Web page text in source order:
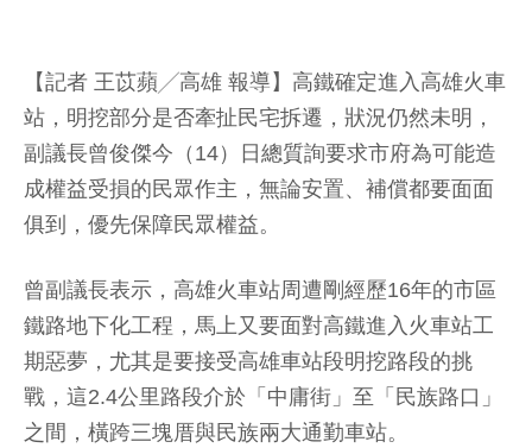
【記者 王苡蘋╱高雄 報導】高鐵確定進入高雄火車
站，明挖部分是否牽扯民宅拆遷，狀況仍然未明，
副議長曾俊傑今（14）日總質詢要求市府為可能造
成權益受損的民眾作主，無論安置、補償都要面面
俱到，優先保障民眾權益。
曾副議長表示，高雄火車站周遭剛經歷16年的市區
鐵路地下化工程，馬上又要面對高鐵進入火車站工
期惡夢，尤其是要接受高雄車站段明挖路段的挑
戰，這2.4公里路段介於「中庸街」至「民族路口」
之間，橫跨三塊厝與民族兩大通勤車站。